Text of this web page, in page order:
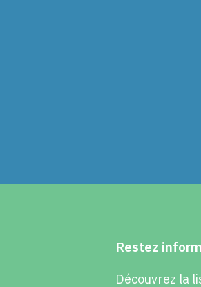
Restez
Découvrez la